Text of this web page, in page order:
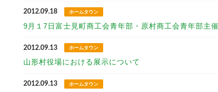
2012.09.18 ホームタウン
9月１7日富士見町商工会青年部・原村商工会青年部主
2012.09.13 ホームタウン
山形村役場における展示について
2012.09.13 ホームタウン